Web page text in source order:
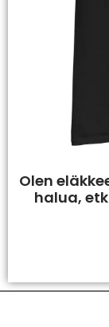
Olen
halua,